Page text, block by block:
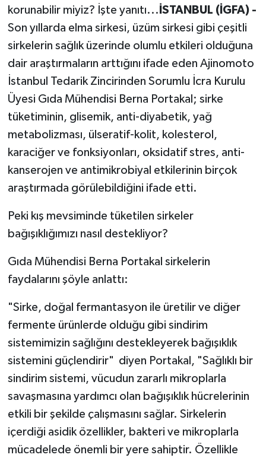
korunabilir miyiz? İşte yanıtı... İSTANBUL (İGFA) -
Son yıllarda elma sirkesi, üzüm sirkesi gibi çeşitli
sirkelerin sağlık üzerinde olumlu etkileri olduğuna
dair araştırmaların arttığını ifade eden Ajinomoto
İstanbul Tedarik Zincirinden Sorumlu İcra Kurulu
Üyesi Gıda Mühendisi Berna Portakal; sirke
tüketiminin, glisemik, anti-diyabetik, yağ
metabolizması, ülseratif-kolit, kolesterol,
karaciğer ve fonksiyonları, oksidatif stres, anti-
kanserojen ve antimikrobiyal etkilerinin birçok
araştırmada görülebildiğini ifade etti.
Peki kış mevsiminde tüketilen sirkeler
bağışıklığımızı nasıl destekliyor?
Gıda Mühendisi Berna Portakal sirkelerin
faydalarını şöyle anlattı:
"Sirke, doğal fermantasyon ile üretilir ve diğer
fermente ürünlerde olduğu gibi sindirim
sistemimizin sağlığını destekleyerek bağışıklık
sistemini güçlendirir" diyen Portakal, "Sağlıklı bir
sindirim sistemi, vücudun zararlı mikroplarla
savaşmasına yardımcı olan bağışıklık hücrelerinin
etkili bir şekilde çalışmasını sağlar. Sirkelerin
içerdiği asidik özellikler, bakteri ve mikroplarla
mücadelede önemli bir yere sahiptir. Özellikle
Yaşam